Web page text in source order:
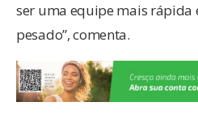
ser uma equipe mais rápida
pesado”, comenta.